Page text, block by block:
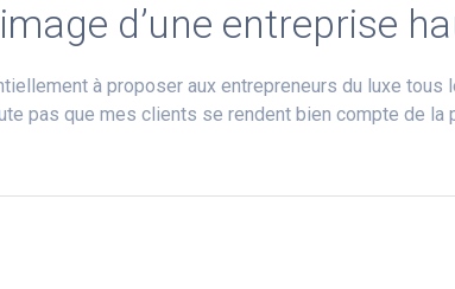
d’une entreprise
à proposer aux entrepreneurs du luxe tous
pas que mes clients se rendent bien compte de